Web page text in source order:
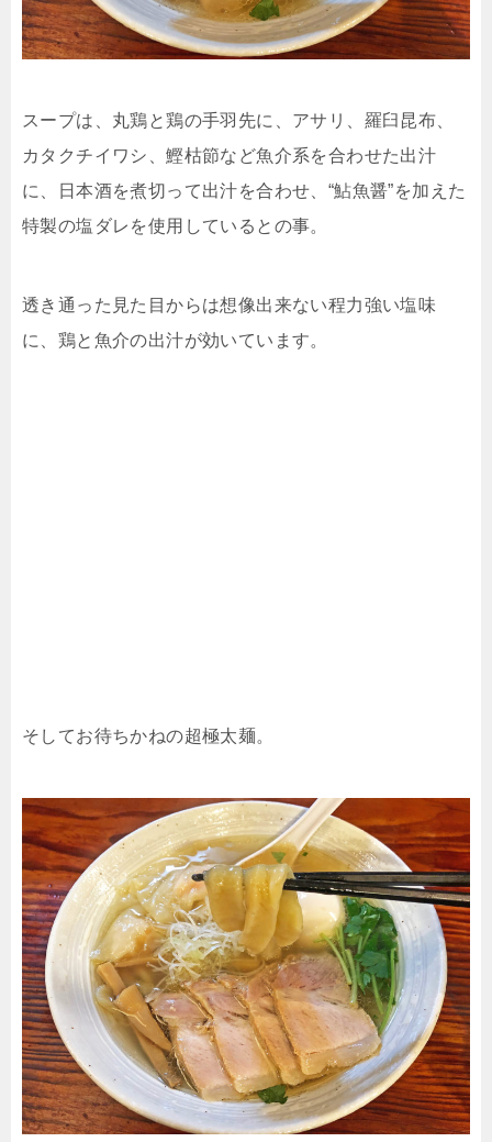
スープは、丸鶏と鶏の手羽先に、アサリ、羅臼昆布、
カタクチイワシ、鰹枯節など魚介系を合わせた出汁
に、日本酒を煮切って出汁を合わせ、“鮎魚醤”を加えた
特製の塩ダレを使用しているとの事。
透き通った見た目からは想像出来ない程力強い塩味
に、鶏と魚介の出汁が効いています。
そしてお待ちかねの超極太麺。